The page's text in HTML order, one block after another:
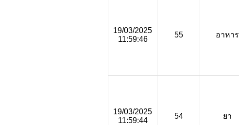
19/03/2025
11:59:46
55 อาหาร
19/03/2025
11:59:44
54 ยา